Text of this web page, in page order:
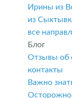
Ирины из
из
все
Блог
Отзывы об
контакты
Важно